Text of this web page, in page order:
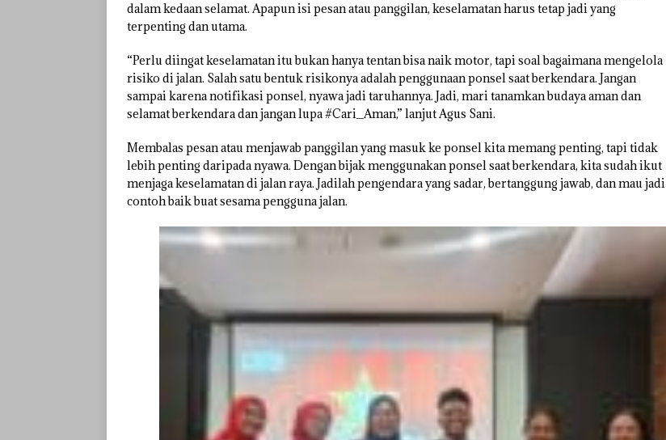
dalam kedaan selamat. Apapun isi pesan atau panggilan, keselamatan harus tetap jadi yang
terpenting dan utama.
“Perlu diingat keselamatan itu bukan hanya tentan bisa naik motor, tapi soal bagaimana mengelola
risiko di jalan. Salah satu bentuk risikonya adalah penggunaan ponsel saat berkendara. Jangan
sampai karena notifikasi ponsel, nyawa jadi taruhannya. Jadi, mari tanamkan budaya aman dan
selamat berkendara dan jangan lupa #Cari_Aman,” lanjut Agus Sani.
Membalas pesan atau menjawab panggilan yang masuk ke ponsel kita memang penting, tapi tidak
lebih penting daripada nyawa. Dengan bijak menggunakan ponsel saat berkendara, kita sudah ikut
menjaga keselamatan di jalan raya. Jadilah pengendara yang sadar, bertanggung jawab, dan mau jadi
contoh baik buat sesama pengguna jalan.